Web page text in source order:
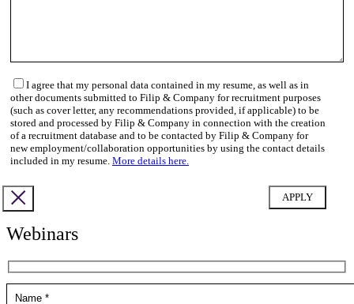
I agree that my personal data contained in my resume, as well as in
other documents submitted to Filip & Company for recruitment purposes
(such as cover letter, any recommendations provided, if applicable) to be
stored and processed by Filip & Company in connection with the creation
of a recruitment database and to be contacted by Filip & Company for
new employment/collaboration opportunities by using the contact details
included in my resume. More details here.
Webinars